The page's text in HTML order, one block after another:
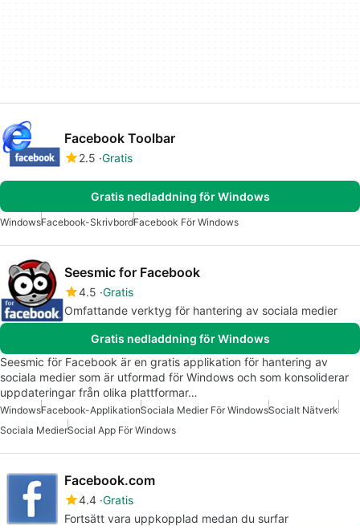
Facebook Toolbar
2.5 Gratis
Gratis nedladdning för Windows
WindowsFacebook-SkrivbordFacebook För Windows
Seesmic for Facebook
4.5 Gratis
Omfattande verktyg för hantering av sociala medier
Gratis nedladdning för Windows
Seesmic för Facebook är en gratis applikation för hantering av
sociala medier som är utformad för Windows och som konsoliderar
uppdateringar från olika plattformar…
WindowsFacebook-ApplikationSociala Medier För WindowsSocialt Nätverk
Sociala MedierSocial App För Windows
Facebook.com
4.4 Gratis
Fortsätt vara uppkopplad medan du surfar